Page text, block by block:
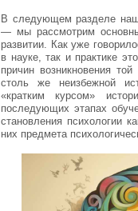
В следующем разделе
— мы рассмотрим
развитии. Как уже
в на­уке, так и практике
причин возникновения
столь же неизбежной
«кратким кур­сом»
последующих этапах
становления психологии
них предмета